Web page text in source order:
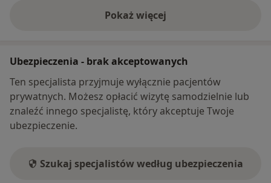
Pokaż więcej
o adresie
Ubezpieczenia - brak akceptowanych
Ten specjalista przyjmuje wyłącznie pacjentów
prywatnych. Możesz opłacić wizytę samodzielnie lub
znaleźć innego specjalistę, który akceptuje Twoje
ubezpieczenie.
Szukaj specjalistów według ubezpieczenia